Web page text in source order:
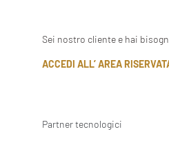
Sei nostro cliente e hai
ACCEDI ALL’ AREA
Partner tecnologici